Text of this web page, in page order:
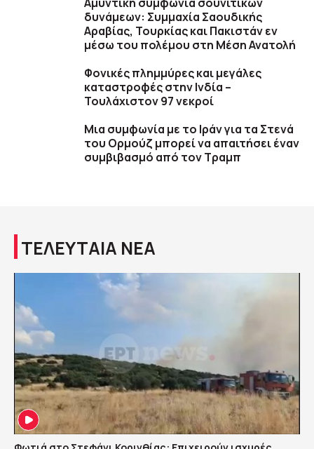
δυνάμεων: Συμμαχία Σαουδικής
Αραβίας, Τουρκίας και Πακιστάν εν
μέσω του πολέμου στη Μέση Ανατολή
Φονικές πλημμύρες και μεγάλες
καταστροφές στην Ινδία –
Τουλάχιστον 97 νεκροί
Μια συμφωνία με το Ιράν για τα Στενά
του Ορμούζ μπορεί να απαιτήσει έναν
συμβιβασμό από τον Τραμπ
ΤΕΛΕΥΤΑΙΑ ΝΕΑ